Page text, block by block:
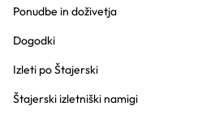
Ponudbe in doživetja
Dogodki
Izleti po Štajerski
Štajerski izletniški namigi